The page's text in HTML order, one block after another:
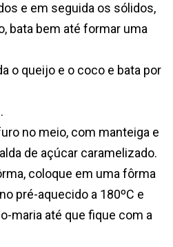
e em seguida os sólidos,
bata bem até formar uma
o queijo e o coco e bata por
no meio, com manteiga e
de açúcar caramelizado.
coloque em uma fôrma
pré-aquecido a 180ºC e
maria até que fique com a